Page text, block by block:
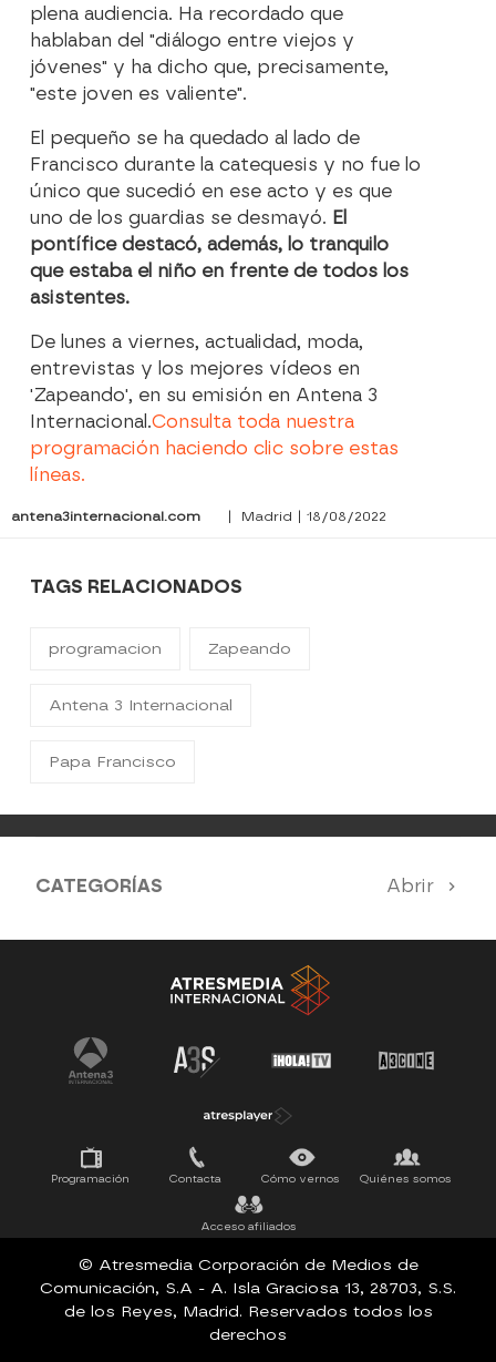
plena audiencia. Ha recordado que
hablaban del "diálogo entre viejos y
jóvenes" y ha dicho que, precisamente,
"este joven es valiente".
El pequeño se ha quedado al lado de
Francisco durante la catequesis y no fue lo
único que sucedió en ese acto y es que
uno de los guardias se desmayó. El
pontífice destacó, además, lo tranquilo
que estaba el niño en frente de todos los
asistentes.
De lunes a viernes, actualidad, moda,
entrevistas y los mejores vídeos en
'Zapeando', en su emisión en Antena 3
Internacional.Consulta toda nuestra
programación haciendo clic sobre estas
líneas.
antena3internacional.com | Madrid | 18/08/2022
TAGS RELACIONADOS
programacion Zapeando
Antena 3 Internacional
Papa Francisco
CATEGORÍAS Abrir
Antena 3 Noticias El Hormiguero
Tu cara me suena Pasapalabra
Programación Contacta Cómo vernos Quiénes somos
Acceso afiliados
© Atresmedia Corporación de Medios de
Comunicación, S.A - A. Isla Graciosa 13, 28703, S.S.
de los Reyes, Madrid. Reservados todos los
derechos